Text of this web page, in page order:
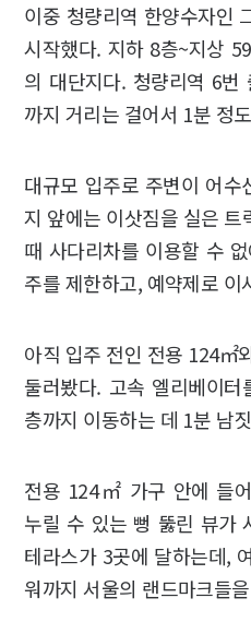
이중 청량리역 한양수자인
시작했다. 지하 8층~지상
의 대단지다. 청량리역 6번
까지 거리는 걸어서 1분 정
대규모 입주로 주변이 어
지 앞에는 이삿짐을 실은
때 사다리차를 이용할 수
주를 제한하고, 예약제로 이
아직 입주 전인 전용 124㎡
둘러봤다. 고속 엘리베이
층까지 이동하는 데 1분 남
전용 124㎡ 가구 안에 들
누릴 수 있는 뻥 뚫린 뷰가
테라스가 3곳에 달하는데,
워까지 서울의 랜드마크들